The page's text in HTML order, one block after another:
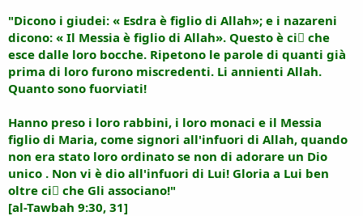
"Dicono i giudei: « Esdra è figlio di Allah»; e i nazareni
dicono: « Il Messia è figlio di Allah». Questo è ciٍ che
esce dalle loro bocche. Ripetono le parole di quanti già
prima di loro furono miscredenti. Li annienti Allah.
Quanto sono fuorviati!
Hanno preso i loro rabbini, i loro monaci e il Messia
figlio di Maria, come signori all'infuori di Allah, quando
non era stato loro ordinato se non di adorare un Dio
unico . Non vi è dio all'infuori di Lui! Gloria a Lui ben
oltre ciٍ che Gli associano!"
[al-Tawbah 9:30, 31]